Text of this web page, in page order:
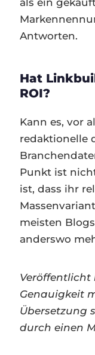
Antworten.
Hat
ROI?
Kann es, vor
redaktionelle
Punkt ist
ist, dass ihr
meisten
anderswo
Veröffentlicht
Genauigkeit
Übersetzung
durch einen